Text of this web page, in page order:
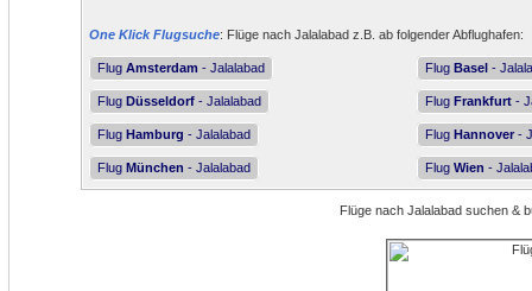
One Klick Flugsuche: Flüge nach Jalalabad z.B. ab folgender Abflughafen:
Flug Amsterdam - Jalalabad Flug Basel -
Flug Düsseldorf - Jalalabad Flug Frankfurt -
Flug Hamburg - Jalalabad Flug Hannover -
Flug München - Jalalabad Flug Wien -